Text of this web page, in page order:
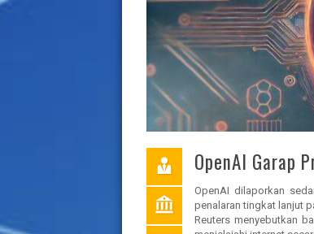
OpenAI Garap
OpenAI dilaporkan
penalaran tingkat lanjut
Reuters menyebutkan